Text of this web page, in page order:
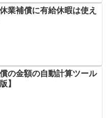
業補償に有給休暇は使え
の金額の自動計算ツール
】